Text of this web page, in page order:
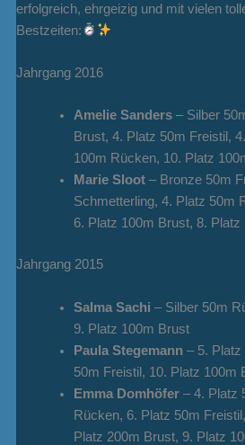
erfolgreich, ehrgeizig und mit vielen
Bestzeiten:
Jahrgang 2016
Amelie Sanders– Silber
Brust, 4. Platz 50m Freistil,
100m Rücken, 10. Platz
Marie Sloot– Bronze 50m
Schmetterling, 4. Platz 50m
6. Platz 100m Brust, 8. Platz
Jahrgang 2015
Salma Sachi – Silber 50m
9. Platz 100m Brust
Paula Stegemann– 5. Platz
50m Freistil, 10. Platz 100m
Emma Domhöfer– 4. Platz
Rücken, 6. Platz 50m
Platz 200m Brust, 9. Platz